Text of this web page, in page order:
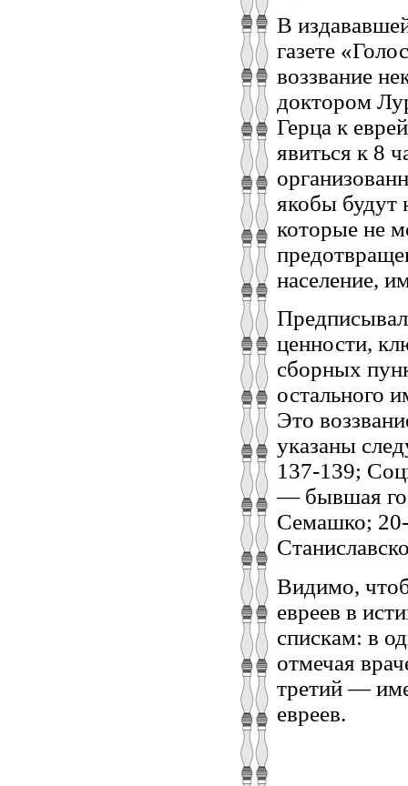
В
газете
воззвание
доктором
Герца к
явиться к 8
якобы будут
которые не
население,
ценности,
сборных
остального
Это
указаны
137-139;
— бывшая
Семашко;
Видимо,
евреев в
спискам: в
отмечая
третий —
евреев.